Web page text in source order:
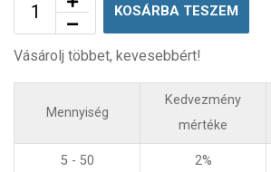
KOSÁRBA TESZEM
Vásárolj többet, kevesebbért!
Mennyiség
Kedvezmény
mértéke
5 - 50 2%